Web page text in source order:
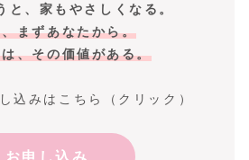
と、家もやさしくなる。
まずあなたから。
、その価値がある。
込みはこちら（クリック）
お申し込み